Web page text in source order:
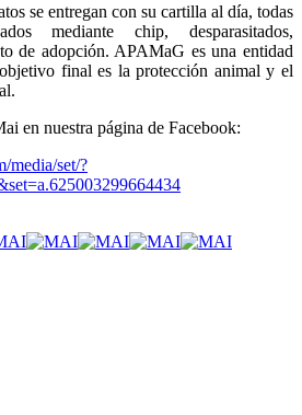
se entregan con su cartilla al día, todas
mediante chip, desparasitados,
de adopción. APAMaG es una entidad
final es la protección animal y el
en nuestra página de Facebook:
media/set/?